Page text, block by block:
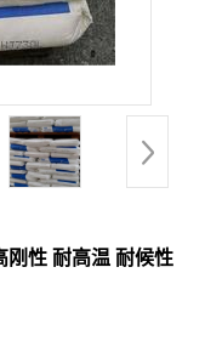
刚性 耐高温 耐候性